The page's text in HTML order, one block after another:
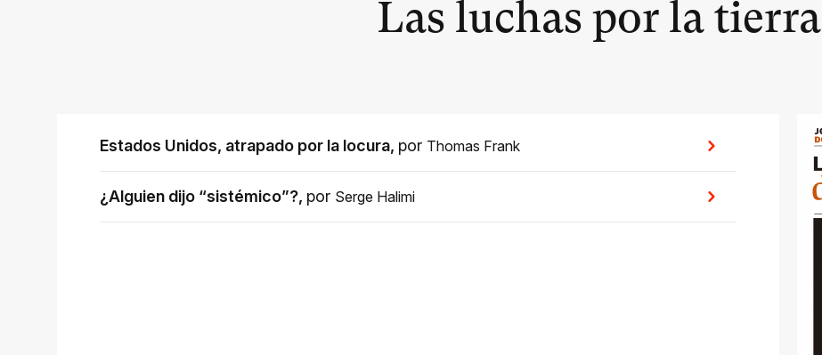
Las luchas por la tierra
Estados Unidos, atrapado por la locura, por Thomas Frank
¿Alguien dijo “sistémico”?, por Serge Halimi